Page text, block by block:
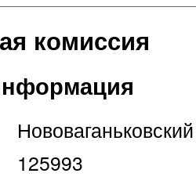
комиссия
125993